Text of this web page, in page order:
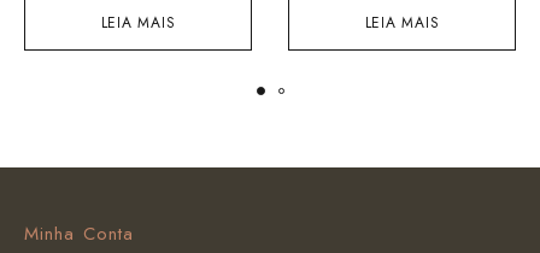
LEIA MAIS LEIA MAIS
Minha Conta